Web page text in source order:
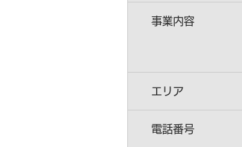
事業内容
エリア
電話番号